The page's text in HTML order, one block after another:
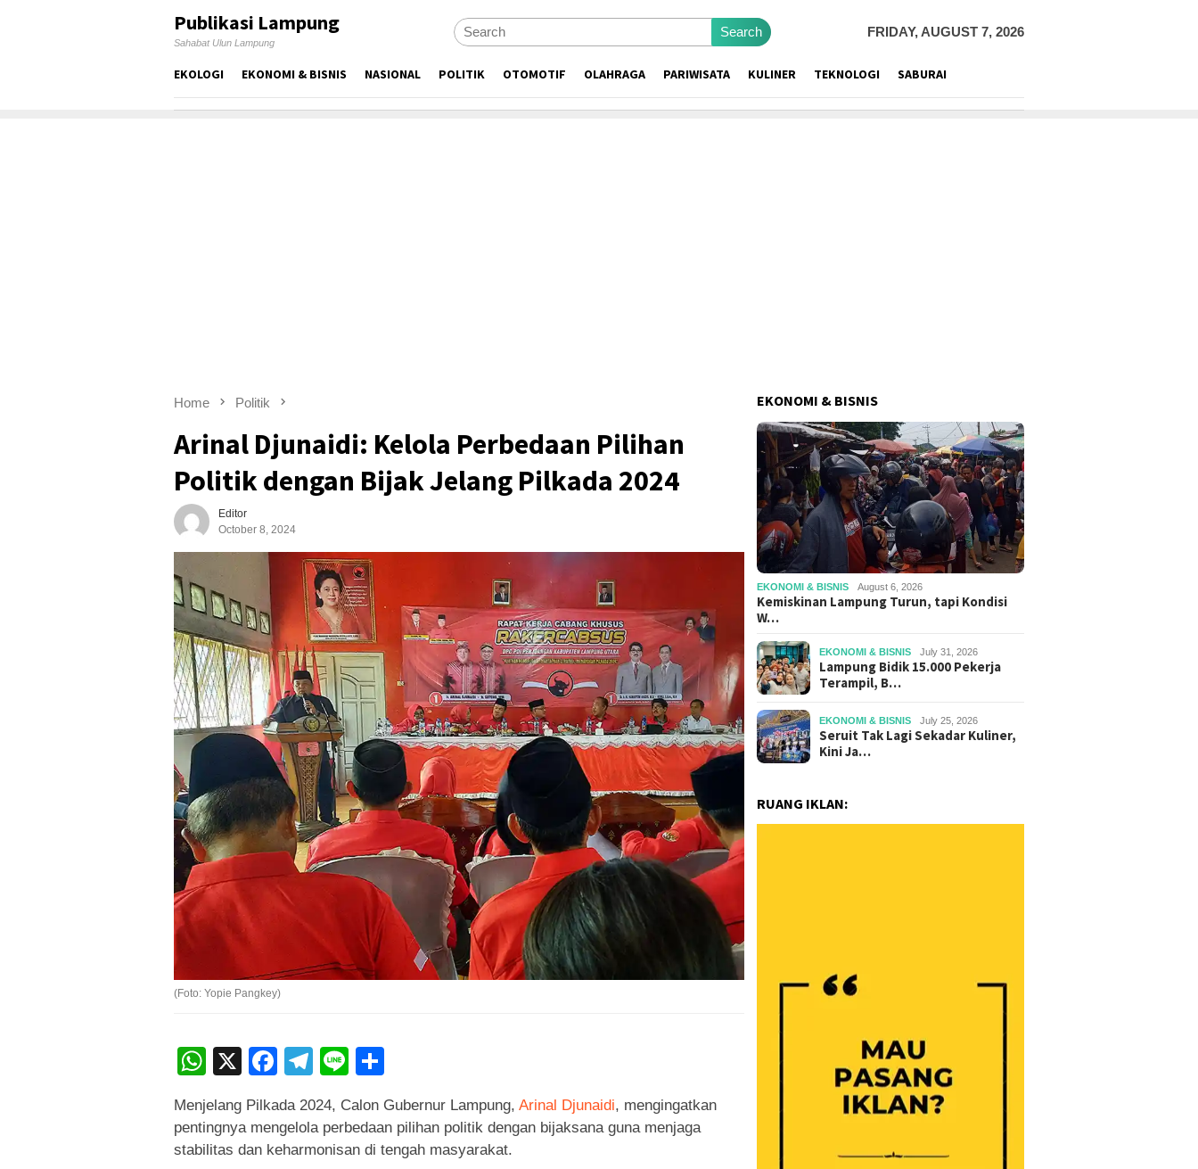
Publikasi Lampung
Sahabat Ulun Lampung
Search FRIDAY, AUGUST 7, 2026
EKOLOGI EKONOMI & BISNIS NASIONAL POLITIK OTOMOTIF OLAHRAGA PARIWISATA KULINER TEKNOLOGI SABURAI
Home Politik
Arinal Djunaidi: Kelola Perbedaan Pilihan
Politik dengan Bijak Jelang Pilkada 2024
Editor
October 8, 2024
(Foto: Yopie Pangkey)
WhatsApp
X Facebook
Telegram
Line
Menjelang Pilkada 2024, Calon Gubernur Lampung, Arinal Djunaidi, mengingatkan
pentingnya mengelola perbedaan pilihan politik dengan bijaksana guna menjaga
stabilitas dan keharmonisan di tengah masyarakat.
EKONOMI & BISNIS
EKONOMI & BISNIS August 6, 2026
Kemiskinan Lampung Turun, tapi Kondisi
W…
EKONOMI & BISNIS July 31, 2026
Lampung Bidik 15.000 Pekerja
Terampil, B…
EKONOMI & BISNIS July 25, 2026
Seruit Tak Lagi Sekadar Kuliner,
Kini Ja…
RUANG IKLAN: